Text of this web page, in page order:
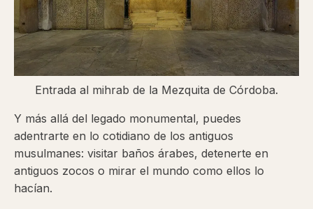
Entrada al mihrab de la Mezquita de Córdoba.
Y más allá del legado monumental, puedes
adentrarte en lo cotidiano de los antiguos
musulmanes: visitar baños árabes, detenerte en
antiguos zocos o mirar el mundo como ellos lo
hacían.